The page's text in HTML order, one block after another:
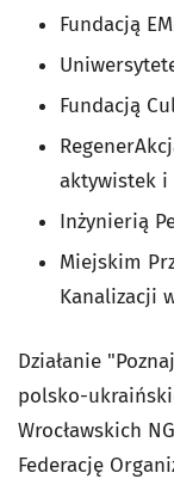
Fundacją
Fundacją
aktywistek i
Inżynierią
Miejskim
Kanalizacji
Działanie
polsko-
Wrocławskich
Federację